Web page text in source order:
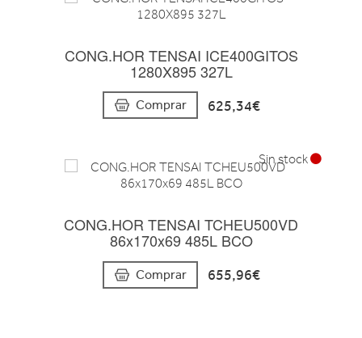
CONG.HOR TENSAI ICE400GITOS
1280X895 327L
Comprar 625,34€
CONG.HOR TENSAI TCHEU500VD
86x170x69 485L BCO
Comprar 655,96€
Sin stock